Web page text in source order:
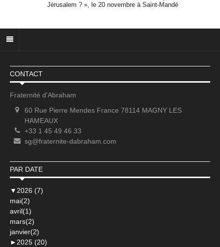
Jérusalem ? », le 20 novembre à Saint-Mandé
CONTACT
Fraternité d'Abraham
60 Rue Pierre Mendes France 78114 MAGNY LES
HAMEAUX
+33 1 45 49 46 33
sg@fraternite-dabraham.com
PAR DATE
▼ 2026 (7)
mai(2)
avril(1)
mars(2)
janvier(2)
► 2025 (20)